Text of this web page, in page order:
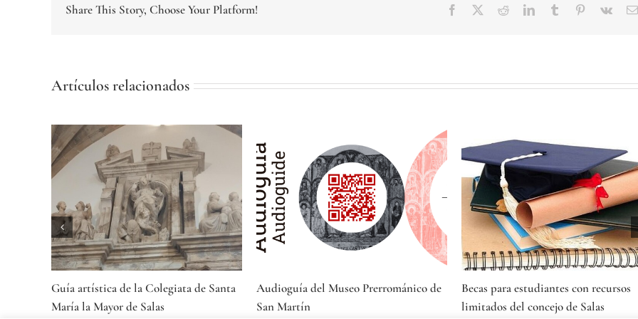
Share This Story, Choose Your Platform! Facebook
TwitterRedditLinkedInTumblr Pinterest
Vk
Artículos relacionados
Guía artística de la Colegiata de Santa
María la Mayor de Salas
Audioguía del Museo Prerrománico de
San Martín
Becas para estudiantes con recursos
limitados del concejo de Salas